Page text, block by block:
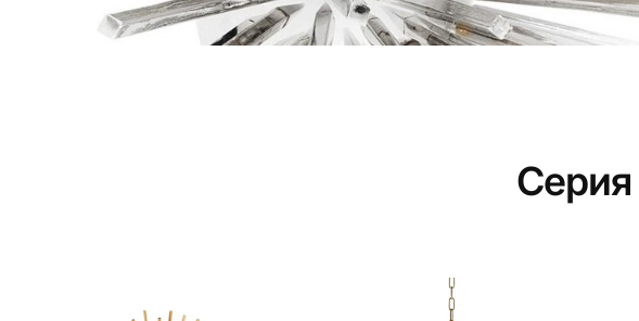
Серия